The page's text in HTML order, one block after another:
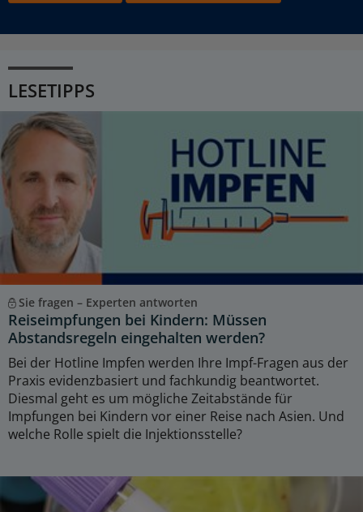
LESETIPPS
Sie fragen – Experten antworten
Reiseimpfungen bei Kindern: Müssen
Abstandsregeln eingehalten werden?
Bei der Hotline Impfen werden Ihre Impf-Fragen aus der
Praxis evidenzbasiert und fachkundig beantwortet.
Diesmal geht es um mögliche Zeitabstände für
Impfungen bei Kindern vor einer Reise nach Asien. Und
welche Rolle spielt die Injektionsstelle?